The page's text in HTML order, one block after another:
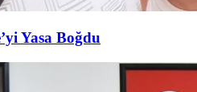
Yasa Boğdu